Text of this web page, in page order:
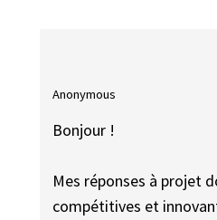
Anonymous
Bonjour !
Mes réponses à projet
compétitives et